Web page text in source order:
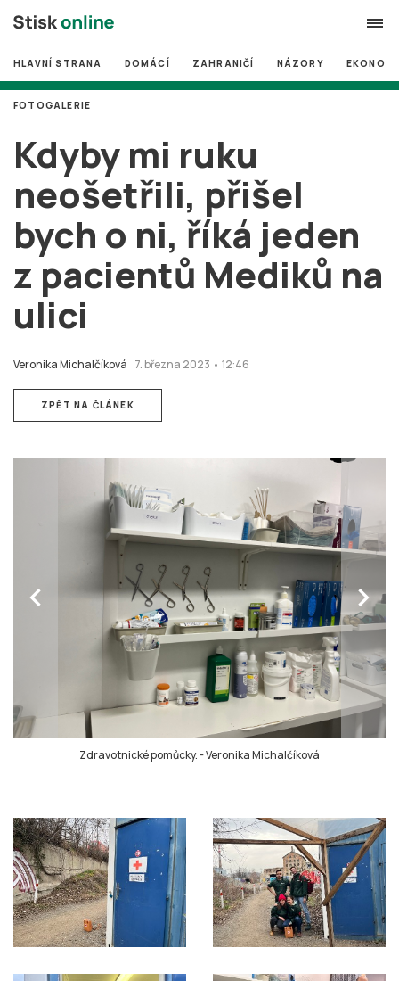
search
# MUNI
# Brno
# volby
login PŘIHLÁSIT SE
Zapomněli jste heslo?
Založit nový účet
HLAVNÍ STRANA DOMÁCÍ ZAHRANIČÍ NÁZORY
Kdyby mi ruku
neošetřili, přišel
bych o ni, říká jeden
z pacientů Mediků na
ulici
Veronika Michalčíková 7. března 2023 • 12:46
FOTOGALERIE
ZPĚT NA ČLÁNEK
chevron_left chevron_right
Zdravotnické pomůcky.-Veronika Michalčíková